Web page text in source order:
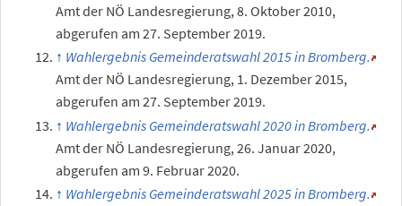
Amt der NÖ Landesregierung, 8. Oktober 2010,
abgerufen am 27. September 2019.
Wahlergebnis Gemeinderatswahl 2015 in Bromberg.
Amt der NÖ Landesregierung, 1. Dezember 2015,
abgerufen am 27. September 2019.
Wahlergebnis Gemeinderatswahl 2020 in Bromberg.
Amt der NÖ Landesregierung, 26. Januar 2020,
abgerufen am 9. Februar 2020.
Wahlergebnis Gemeinderatswahl 2025 in Bromberg.